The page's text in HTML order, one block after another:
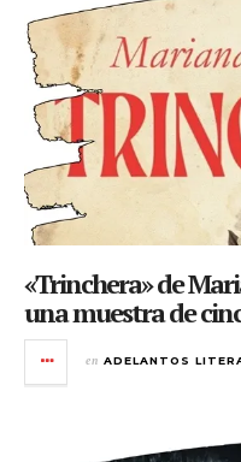
«Trinchera» de
una muestra de
en ADELANTOS